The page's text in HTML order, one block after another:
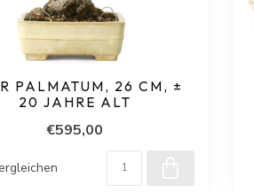
PALMATUM, 26 CM, ±
20 JAHRE ALT
€595,00